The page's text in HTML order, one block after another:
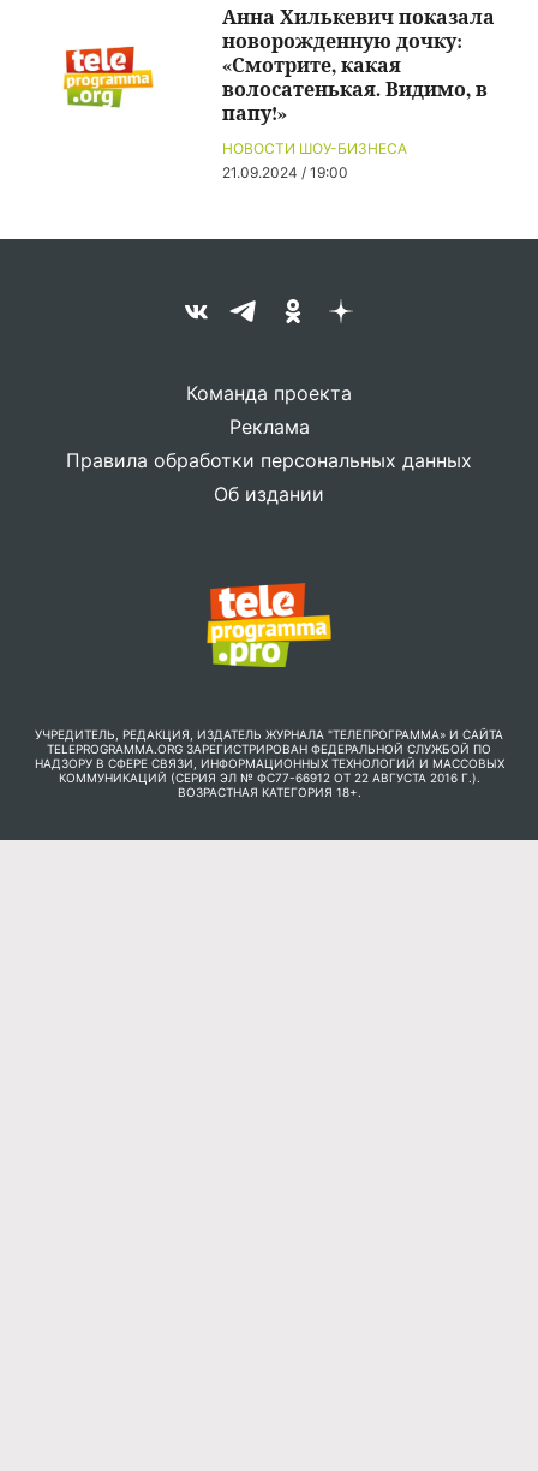
НОВОСТИ ШОУ-БИЗНЕСА
21.09.2024 / 19:00
Анна Хилькевич показала
новорожденную дочку:
«Смотрите, какая
волосатенькая. Видимо, в
папу!»
Команда проекта
Реклама
Правила обработки персональных данных
Об издании
УЧРЕДИТЕЛЬ, РЕДАКЦИЯ, ИЗДАТЕЛЬ ЖУРНАЛА "ТЕЛЕПРОГРАММА» И САЙТА
TELEPROGRAMMA.ORG ЗАРЕГИСТРИРОВАН ФЕДЕРАЛЬНОЙ СЛУЖБОЙ ПО
НАДЗОРУ В СФЕРЕ СВЯЗИ, ИНФОРМАЦИОННЫХ ТЕХНОЛОГИЙ И МАССОВЫХ
КОММУНИКАЦИЙ (СЕРИЯ ЭЛ № ФС77-66912 ОТ 22 АВГУСТА 2016 Г.).
ВОЗРАСТНАЯ КАТЕГОРИЯ 18+.